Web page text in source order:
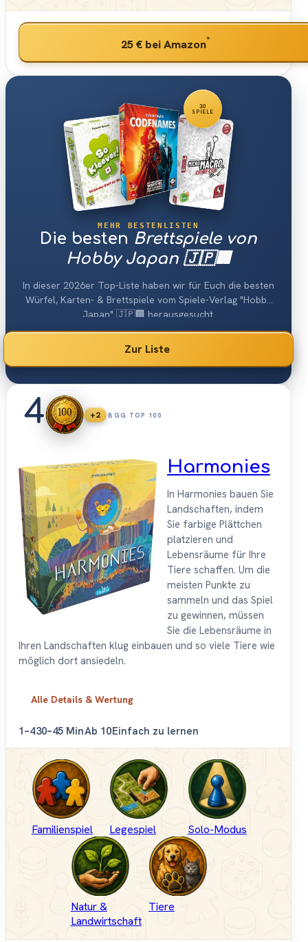
25 € bei Amazon*
30
SPIELE
MEHR BESTENLISTEN
Die besten Brettspiele von
Hobby Japan 🇯🇵🏢
In dieser 2026er Top-Liste haben wir für Euch die besten
Würfel, Karten- & Brettspiele vom Spiele-Verlag "Hobby
Japan" 🇯🇵🏢 herausgesucht.
Zur Liste
4 +2 BGG TOP 100
Harmonies
In Harmonies bauen Sie
Landschaften, indem
Sie farbige Plättchen
platzieren und
Lebensräume für Ihre
Tiere schaffen. Um die
meisten Punkte zu
sammeln und das Spiel
zu gewinnen, müssen
Sie die Lebensräume in
Ihren Landschaften klug einbauen und so viele Tiere wie
möglich dort ansiedeln.
Alle Details & Wertung
1–430–45 MinAb 10Einfach zu lernen
Familienspiel Legespiel Solo-Modus
Natur &
Landwirtschaft
Tiere